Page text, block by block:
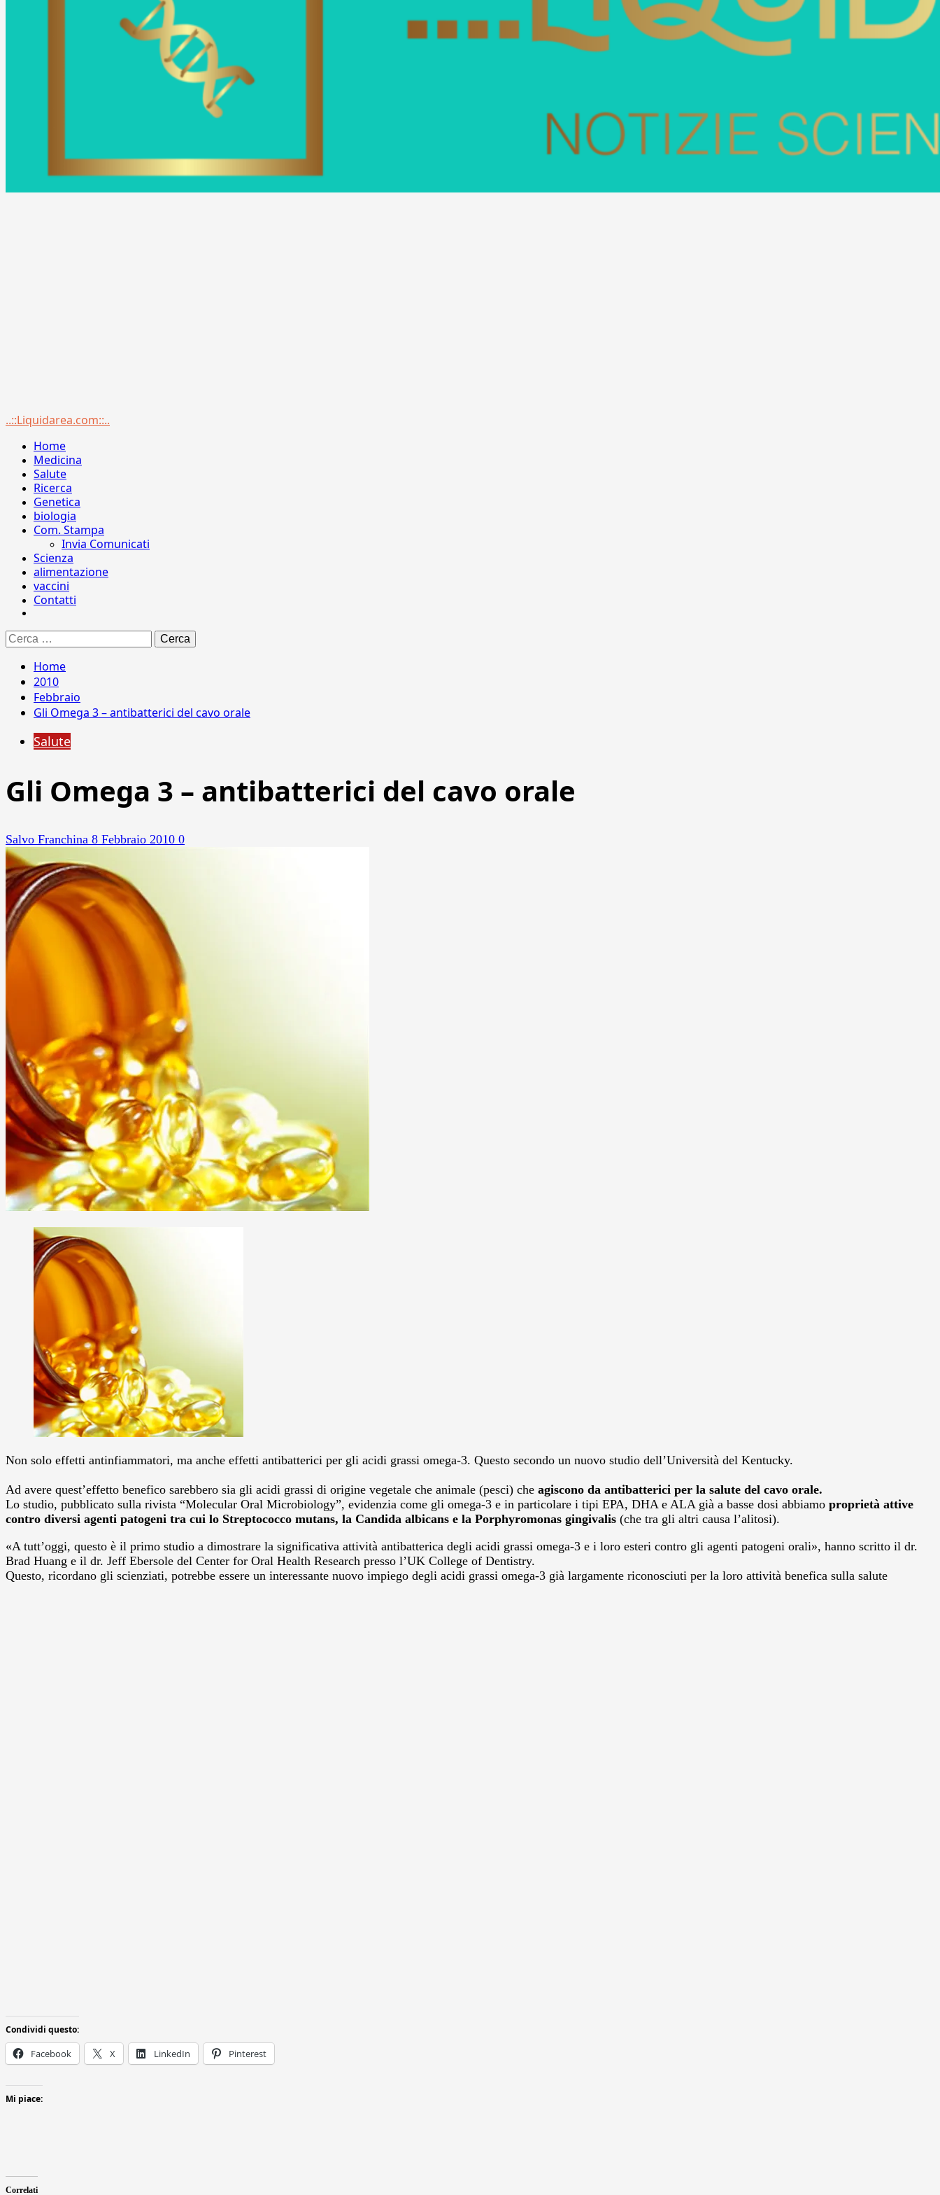
Menu
..::Liquidarea.com::..
Home
Medicina
Salute
Ricerca
Genetica
biologia
Com. Stampa
Invia Comunicati
Scienza
alimentazione
vaccini
Contatti
Ricerca
per:
Home
2010
Febbraio
Gli Omega 3 – antibatterici del cavo orale
Salute
Gli Omega 3 – antibatterici del cavo orale
Salvo Franchina 8 Febbraio 2010 0
Non solo effetti antinfiammatori, ma anche effetti antibatterici per gli acidi grassi omega-3. Questo secondo un nuovo studio dell’Università del Kentucky.
Ad avere quest’effetto benefico sarebbero sia gli acidi grassi di origine vegetale che animale (pesci) che agiscono da antibatterici per la salute del cavo orale.
Lo studio, pubblicato sulla rivista “Molecular Oral Microbiology”, evidenzia come gli omega-3 e in particolare i tipi EPA, DHA e ALA già a basse dosi abbiamo proprietà attive
contro diversi agenti patogeni tra cui lo Streptococco mutans, la Candida albicans e la Porphyromonas gingivalis (che tra gli altri causa l’alitosi).
«A tutt’oggi, questo è il primo studio a dimostrare la significativa attività antibatterica degli acidi grassi omega-3 e i loro esteri contro gli agenti patogeni orali», hanno scritto il dr.
Brad Huang e il dr. Jeff Ebersole del Center for Oral Health Research presso l’UK College of Dentistry.
Questo, ricordano gli scienziati, potrebbe essere un interessante nuovo impiego degli acidi grassi omega-3 già largamente riconosciuti per la loro attività benefica sulla salute
Condividi questo:
Facebook X LinkedIn Pinterest
Mi piace:
Correlati